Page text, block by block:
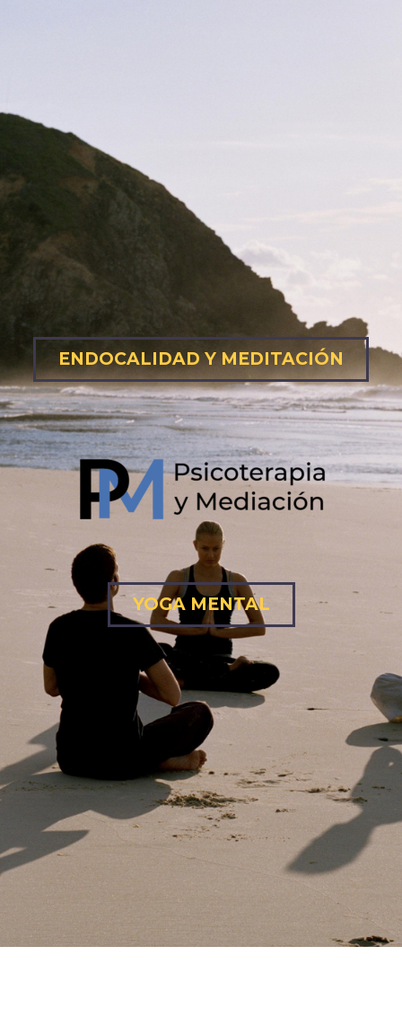
ENDOCALIDAD Y MEDITACIÓN
YOGA MENTAL